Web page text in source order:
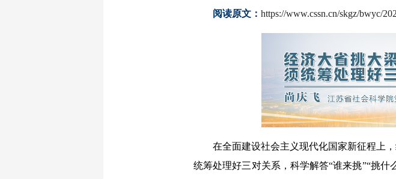
阅读原文： https://www.cssn.cn/skgz/bwyc/
在全面建设社会主义现代化国家新征程上，
统筹处理好三对关系，科学解答“谁来挑”“挑